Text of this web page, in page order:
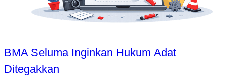
BMA Seluma Inginkan Hukum Adat
Ditegakkan